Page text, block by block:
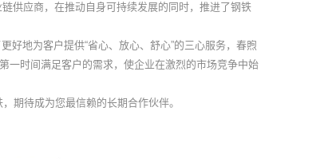
供应商，在推动自身可持续发展的同时，推进了钢铁
好地为客户提供“省心、放心、舒心”的三心服务，春煦
一时间满足客户的需求，使企业在激烈的市场竞争中始
期待成为您最信赖的长期合作伙伴。